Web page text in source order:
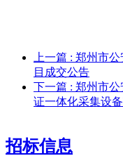
上一篇 : 郑州市
目成交公告
下一篇 : 郑州市
证一体化采集设
招标信息